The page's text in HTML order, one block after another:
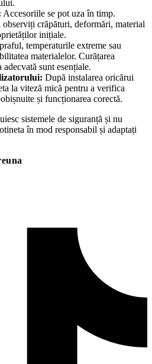
Accesoriile se pot uza în timp.
crăpături, deformări, material
inițiale.
temperaturile extreme sau
materialelor. Curățarea
sunt esențiale.
După instalarea oricărui
la viteză mică pentru a verifica
și funcționarea corectă.
sistemele de siguranță și nu
în mod responsabil și adaptați